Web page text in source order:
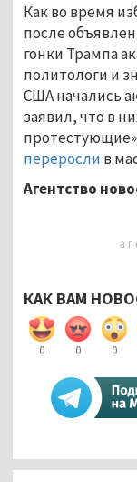
Как во время
после
гонки Трампа
политологи и
США начались
заявил, что в
переросли в
Агентство
КАК ВАМ
0 0 0